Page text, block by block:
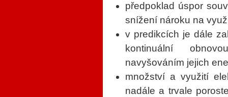
předpoklad úspor
snížení nároku na
v predikcích je dále
kontinuální
navyšováním jejich
množství a využití
nadále a trvale